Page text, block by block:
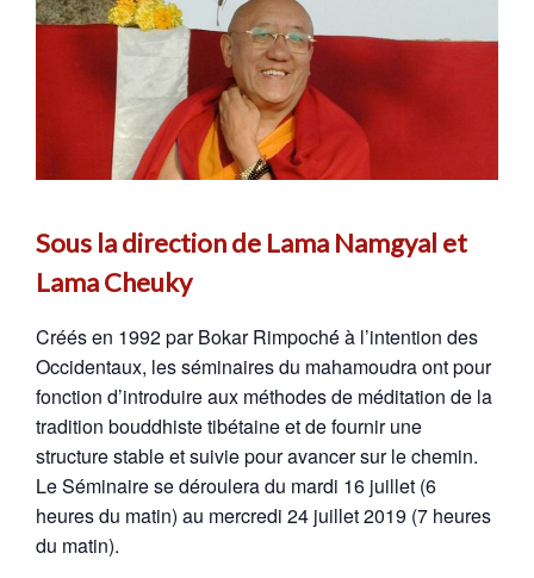
Sous la direction de Lama Namgyal et
Lama Cheuky
Créés en 1992 par Bokar Rimpoché́ à l’intention des
Occidentaux, les séminaires du mahamoudra ont pour
fonction d’introduire aux méthodes de méditation de la
tradition bouddhiste tibétaine et de fournir une
structure stable et suivie pour avancer sur le chemin.
Le Séminaire se déroulera du mardi 16 juillet (6
heures du matin) au mercredi 24 juillet 2019 (7 heures
du matin).